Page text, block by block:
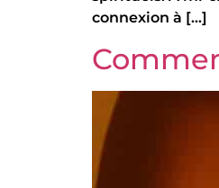
connexion à […]